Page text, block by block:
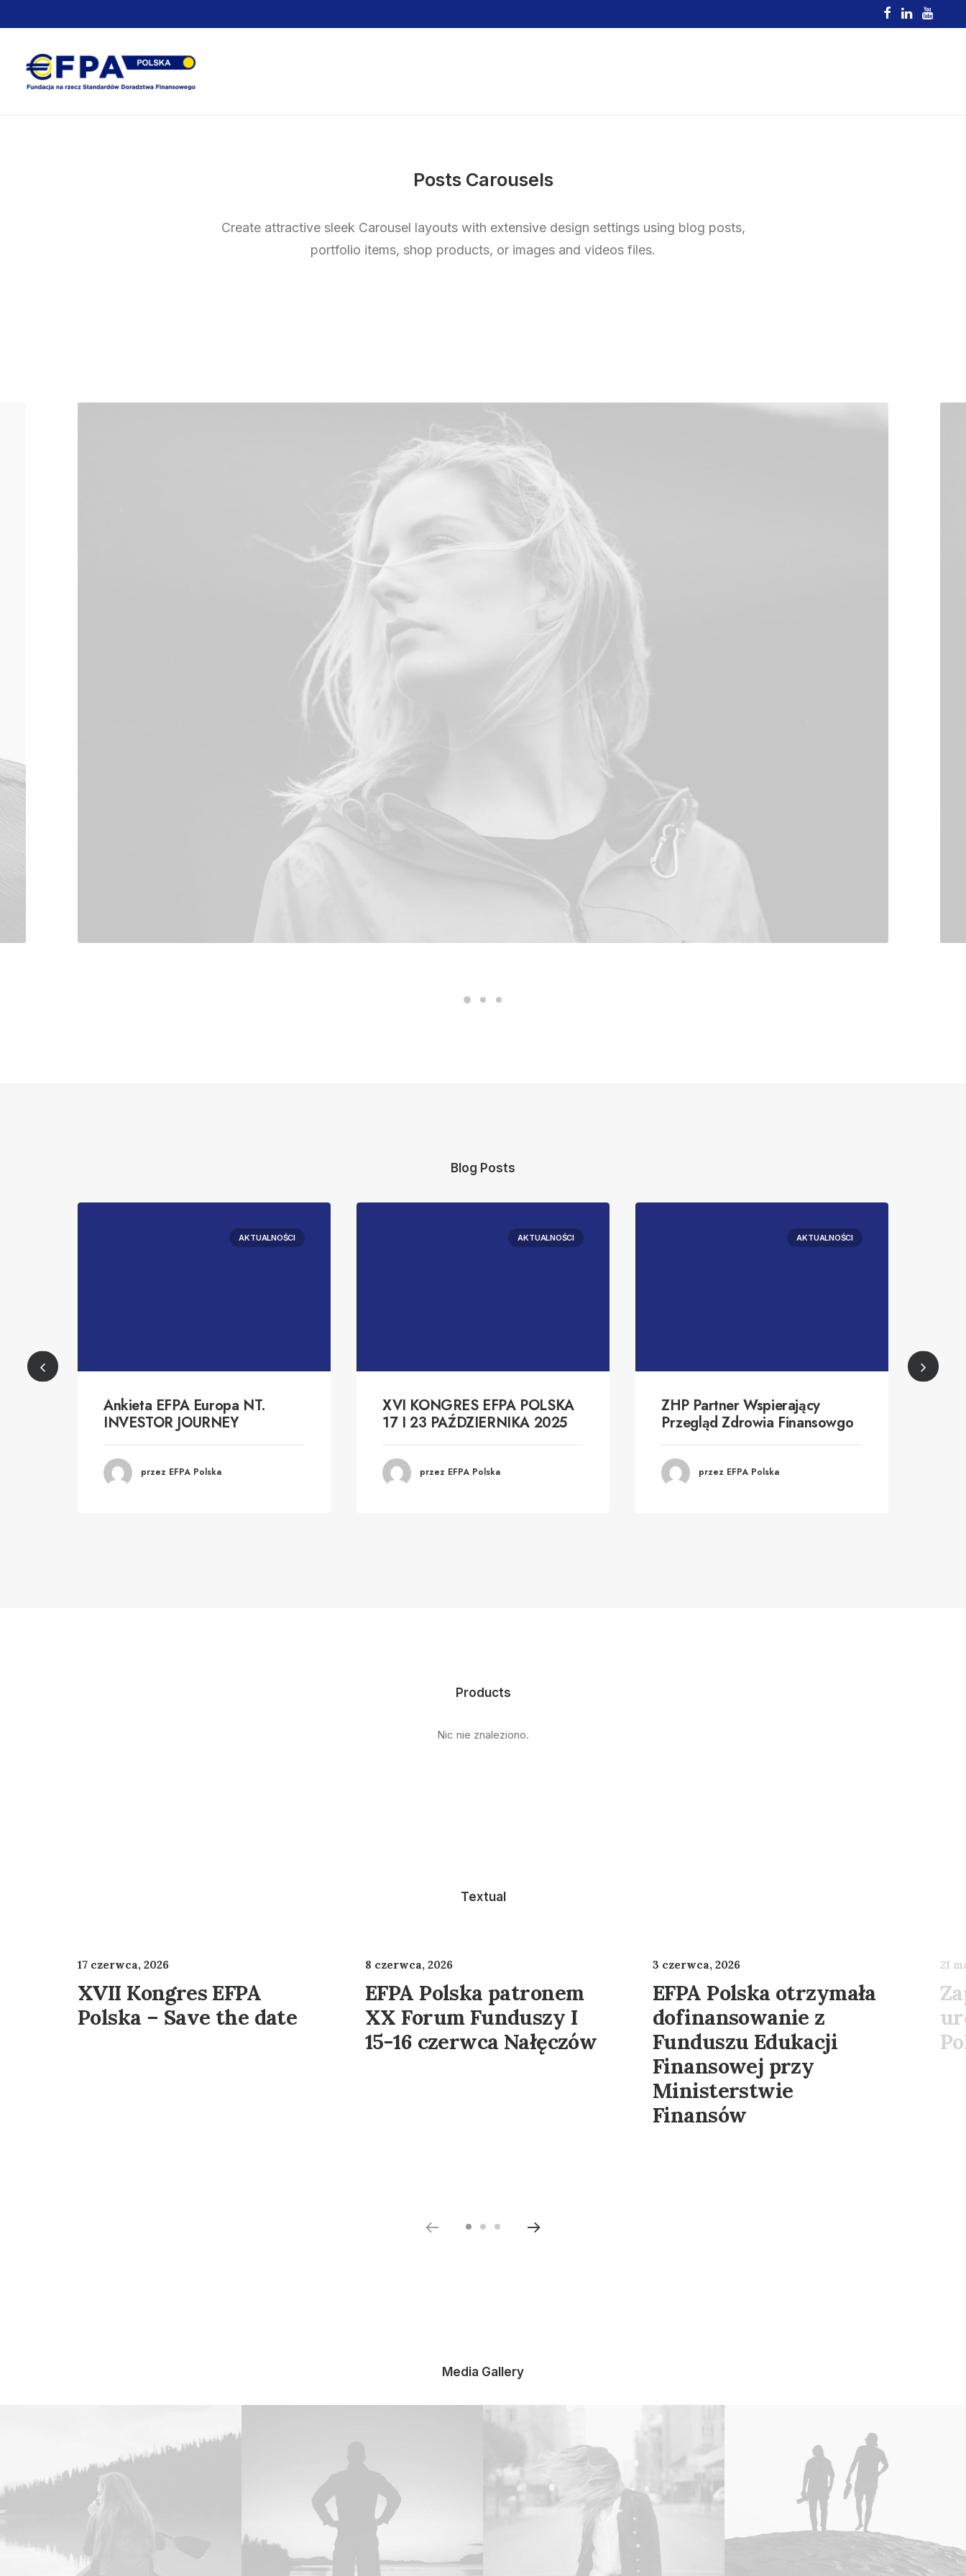
Posts Carousels
Create attractive sleek Carousel layouts with extensive design settings using blog posts,
portfolio items, shop products, or images and videos files.
Blog Posts
AKTUALNOŚCI
Ankieta EFPA Europa NT.
INVESTOR JOURNEY
przez EFPA Polska
AKTUALNOŚCI
XVI KONGRES EFPA POLSKA
17 I 23 PAŹDZIERNIKA 2025
przez EFPA Polska
AKTUALNOŚCI
ZHP Partner Wspierający
Przegląd Zdrowia Finansowgo
przez EFPA Polska
Products
Nic nie znaleziono.
Textual
17 czerwca, 2026
XVII Kongres EFPA
Polska – Save the date
8 czerwca, 2026
EFPA Polska patronem
XX Forum Funduszy I
15-16 czerwca Nałęczów
3 czerwca, 2026
EFPA Polska otrzymała
dofinansowanie z
Funduszu Edukacji
Finansowej przy
Ministerstwie
Finansów
21
Media Gallery